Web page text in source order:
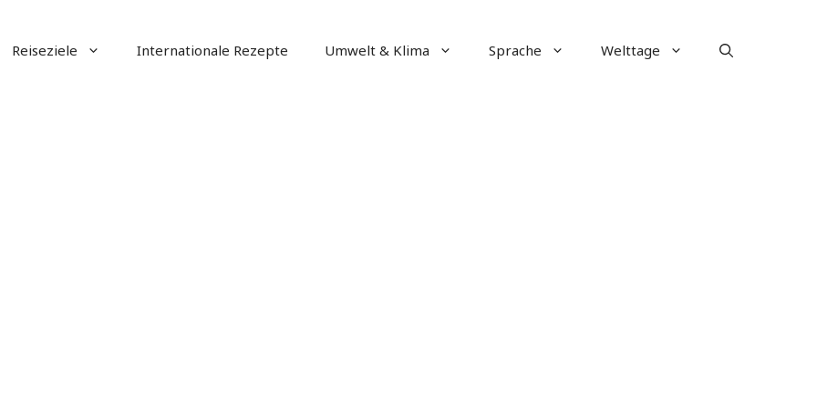
Reiseziele Internationale Rezepte Umwelt & Klima Sprache Welttage